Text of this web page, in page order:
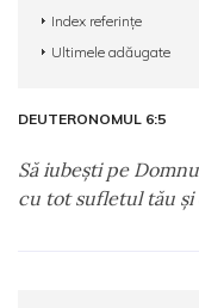
Index referințe
Ultimele adăugate
DEUTERONOMUL 6:5
Să iubeşti pe
cu tot sufletul tău şi